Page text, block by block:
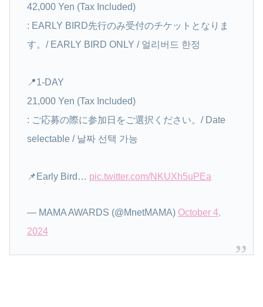
42,000 Yen (Tax Included)
: EARLY BIRD先行のみ受付のチケットとなりま
す。/ EARLY BIRD ONLY / 얼리버드 한정
📍1-DAY
21,000 Yen (Tax Included)
: ご応募の際に参加日をご選択ください。/ Date
selectable / 날짜 선택 가능
📌Early Bird… pic.twitter.com/NKUXh5uPEa
— MAMA AWARDS (@MnetMAMA) October 4,
2024